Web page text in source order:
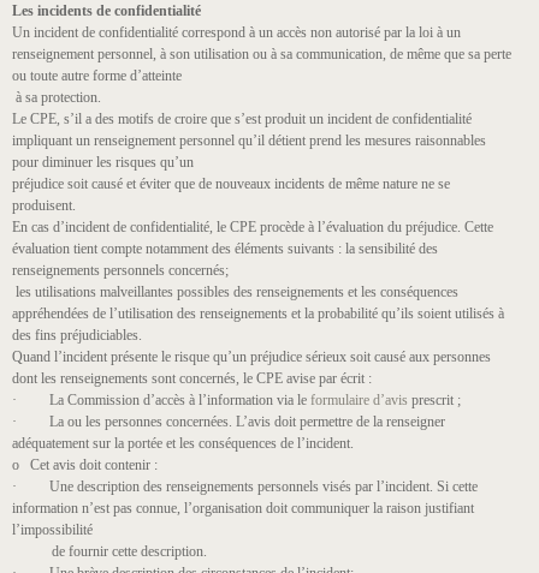
Les incidents de confidentialité
Un incident de confidentialité correspond à un accès non autorisé par la loi à un
renseignement personnel, à son utilisation ou à sa communication, de même que sa perte
ou toute autre forme d’atteinte
à sa protection.
Le CPE, s’il a des motifs de croire que s’est produit un incident de confidentialité
impliquant un renseignement personnel qu’il détient prend les mesures raisonnables
pour diminuer les risques qu’un
préjudice soit causé et éviter que de nouveaux incidents de même nature ne se
produisent.
En cas d’incident de confidentialité, le CPE procède à l’évaluation du préjudice. Cette
évaluation tient compte notamment des éléments suivants : la sensibilité des
renseignements personnels concernés;
les utilisations malveillantes possibles des renseignements et les conséquences
appréhendées de l’utilisation des renseignements et la probabilité qu’ils soient utilisés à
des fins préjudiciables.
Quand l’incident présente le risque qu’un préjudice sérieux soit causé aux personnes
dont les renseignements sont concernés, le CPE avise par écrit :
· La Commission d’accès à l’information via le formulaire d’avis prescrit ;
· La ou les personnes concernées. L’avis doit permettre de la renseigner
adéquatement sur la portée et les conséquences de l’incident.
o Cet avis doit contenir :
· Une description des renseignements personnels visés par l’incident. Si cette
information n’est pas connue, l’organisation doit communiquer la raison justifiant
l’impossibilité
de fournir cette description.